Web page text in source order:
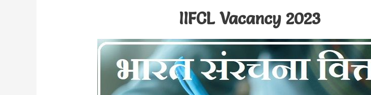
IIFCL Vacancy 2023